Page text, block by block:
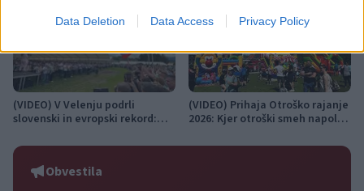
Data Deletion Data Access Privacy Policy
(VIDEO) V Velenju podrli
slovenski in evropski rekord:
(VIDEO) Prihaja Otroško rajanje
2026: Kjer otroški smeh napolni
Obvestila